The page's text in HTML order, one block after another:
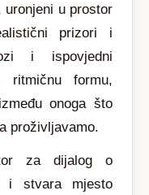
uronjeni u prostor
prizori i
i ispovjedni
ritmičnu formu,
onoga što
proživljavamo.
za dijalog o
i stvara mjesto